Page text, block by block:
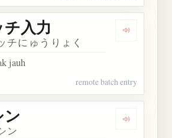
Dengarkan
入力
チにゅうりょく
jauh
remote batch entry
Dengarkan
ン